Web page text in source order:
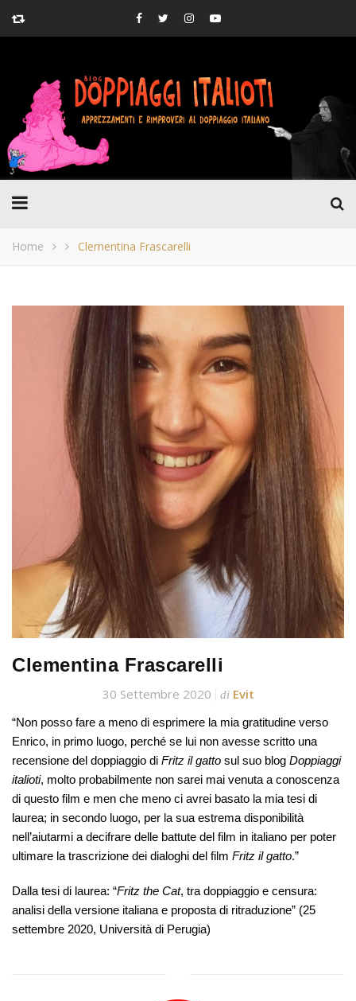
Home Clementina Frascarelli
Clementina Frascarelli
30 Settembre 2020 di Evit
“Non posso fare a meno di esprimere la mia gratitudine verso
Enrico, in primo luogo, perché se lui non avesse scritto una
recensione del doppiaggio di Fritz il gatto sul suo blog Doppiaggi
italioti, molto probabilmente non sarei mai venuta a conoscenza
di questo film e men che meno ci avrei basato la mia tesi di
laurea; in secondo luogo, per la sua estrema disponibilità
nell’aiutarmi a decifrare delle battute del film in italiano per poter
ultimare la trascrizione dei dialoghi del film Fritz il gatto.”
Dalla tesi di laurea: “Fritz the Cat, tra doppiaggio e censura:
analisi della versione italiana e proposta di ritraduzione” (25
settembre 2020, Università di Perugia)